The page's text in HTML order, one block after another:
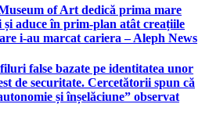
of Art dedică prima mare
aduce în prim-plan atât creațiile
i-au marcat cariera – Aleph News
false bazate pe identitatea unor
de securitate. Cercetătorii spun că
și înșelăciune” observat